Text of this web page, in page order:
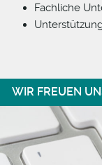
Fachliche
WIR FREUEN